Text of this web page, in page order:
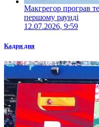
Макгрегор програв
першому раунді
12.07.2026, 9:59
Кадри дня